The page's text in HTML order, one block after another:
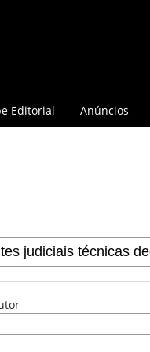
Editorial Anúncios